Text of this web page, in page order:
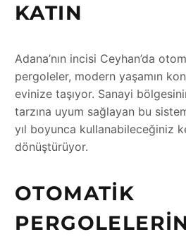
KATIN
Adana’nın incisi Ceyhan’da
pergoleler, modern yaşamın
evinize taşıyor. Sanayi
tarzına uyum sağlayan bu
yıl boyunca kullanabileceğiniz
dönüştürüyor.
OTOMATIK